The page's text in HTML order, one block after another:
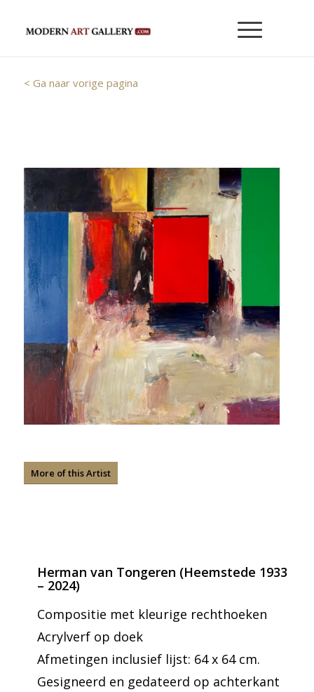
< Ga naar vorige pagina
More of this Artist
Herman van Tongeren (Heemstede 1933
– 2024)
Compositie met kleurige rechthoeken
Acrylverf op doek
Afmetingen inclusief lijst: 64 x 64 cm.
Gesigneerd en gedateerd op achterkant